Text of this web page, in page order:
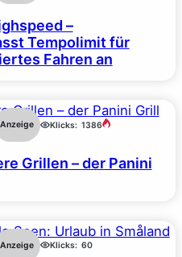
–
Tempolimit für
Fahren an
Anzeige Klicks: 1386
Grillen – der Panini
Anzeige Klicks: 60